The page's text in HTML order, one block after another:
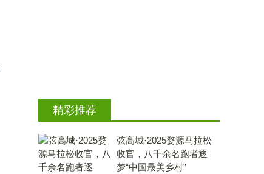
精彩推荐
弦高城·2025婺源马拉松
收官，八千余名跑者逐
梦“中国最美乡村”